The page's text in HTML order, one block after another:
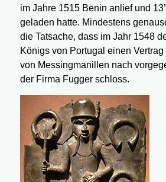
im Jahre 1515 Benin anlief und
geladen hatte. Mindestens
die Tatsache, dass im Jahr 1548
Königs von Portugal einen
von Messingmanillen nach
der Firma Fugger schloss.